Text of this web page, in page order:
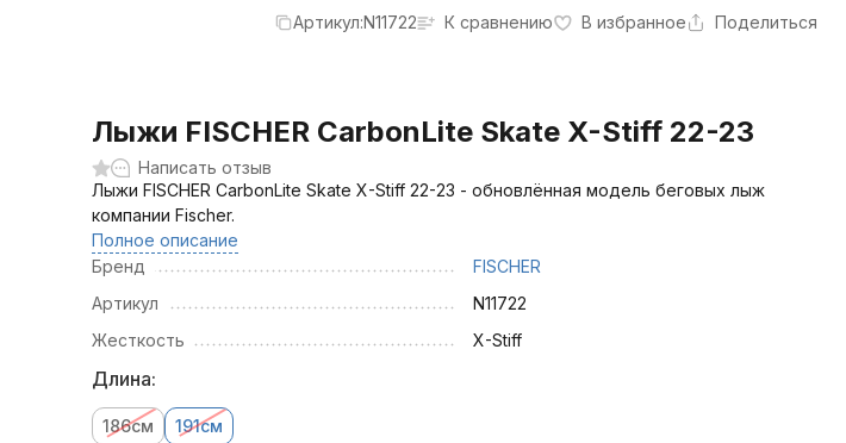
Артикул:N11722 К сравнению В избранное Поделиться
Лыжи FISCHER CarbonLite Skate X-Stiff 22-23
Написать отзыв
Лыжи FISCHER CarbonLite Skate X-Stiff 22-23 - обновлённая модель беговых лыж
компании Fischer.
Полное описание
Бренд
FISCHER
Артикул
N11722
Жесткость
X-Stiff
Длина:
186см 191см